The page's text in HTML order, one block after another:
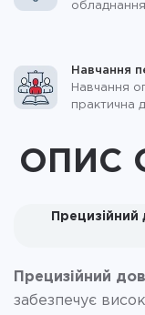
обладнання
Навчання
Навчання
практична
ОПИС
Прецизійний
забезпечує